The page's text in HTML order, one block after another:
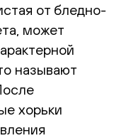
от бледно-
может
называют
хорьки